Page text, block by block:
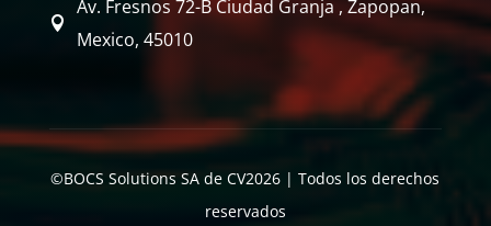

Av. Fresnos 72-B Ciudad Granja , Zapopan,
Mexico, 45010
©BOCS Solutions SA de CV2026 | Todos los derechos
reservados